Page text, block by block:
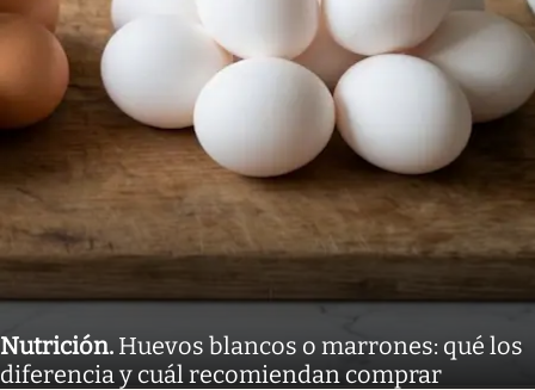
Nutrición. Huevos blancos o marrones: qué los
diferencia y cuál recomiendan comprar